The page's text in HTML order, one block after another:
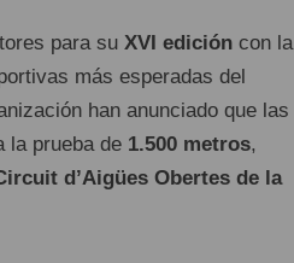
para su XVI edicióncon la
más esperadas del
han anunciado que las
la prueba de 1.500 metros,
d’Aigües Obertes de la